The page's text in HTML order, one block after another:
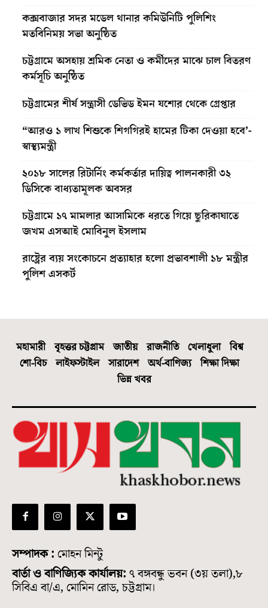
কক্সবাজার সদর মডেল থানার কমিউনিটি পুলিশিং
মতবিনিময় সভা অনুষ্ঠিত
চট্টগ্রামে অসহায় শ্রমিক নেতা ও কর্মীদের মাঝে চাল বিতরণ
কর্মসূচি অনুষ্ঠিত
চট্টগ্রামের শীর্ষ সন্ত্রাসী ডেভিড ইমন যশোর থেকে গ্রেপ্তার
“আরও ১ লাখ শিশুকে শিগগিরই হামের টিকা দেওয়া হবে’-
স্বাস্থ্যমন্ত্রী
২০১৮ সালের রিটার্নিং কর্মকর্তার দায়িত্ব পালনকারী ৩২
ডিসিকে বাধ্যতামূলক অবসর
চট্টগ্রামে ১৭ মামলার আসামিকে ধরতে গিয়ে ছুরিকাঘাতে
জখম এসআই মোবিনুল ইসলাম
রাষ্ট্রের ব্যয় সংকোচনে প্রত্যাহার হলো প্রভাবশালী ১৮ মন্ত্রীর
পুলিশ এসকর্ট
মহামারী বৃহত্তর চট্টগ্রাম জাতীয় রাজনীতি খেলাধুলা
বিশ্ব
শো-বিচ
লাইফস্টাইল সারাদেশ অর্থ-বাণিজ্য
শিক্ষা দিক্ষা
ভিন্ন খবর
সম্পাদক : মোহন মিন্টু
বার্তা ও বাণিজ্যিক কার্যালয়: ৭ বঙ্গবন্ধু ভবন (৩য় তলা),৮
সিবিএ বা/এ, মোমিন রোড, চট্টগ্রাম।